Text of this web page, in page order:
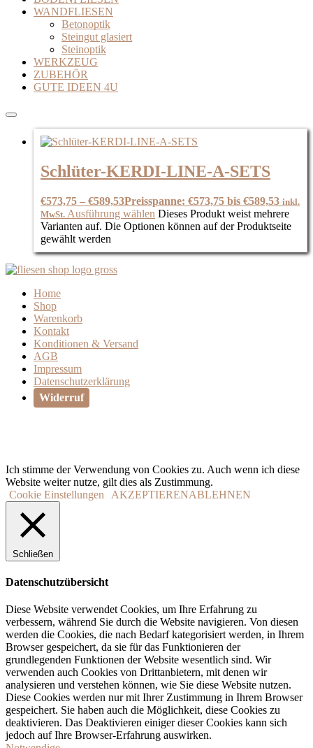
WANDFLIESEN
Betonoptik
Steingut glasiert
Steinoptik
WERKZEUG
ZUBEHÖR
GUTE IDEEN 4U
Schlüter-KERDI-LINE-A-SETS
€573,75 – €589,53Preisspanne: €573,75 bis €589,53 inkl.
MwSt. Ausführung wählen Dieses Produkt weist mehrere
Varianten auf. Die Optionen können auf der Produktseite
gewählt werden
Home
Shop
Warenkorb
Kontakt
Konditionen & Versand
AGB
Impressum
Datenschutzerklärung
Widerruf
Ich stimme der Verwendung von Cookies zu. Auch wenn ich diese
Website weiter nutze, gilt dies als Zustimmung.
Cookie Einstellungen
AKZEPTIERENABLEHNEN
Schließen
Datenschutzübersicht
Diese Website verwendet Cookies, um Ihre Erfahrung zu
verbessern, während Sie durch die Website navigieren. Von diesen
werden die Cookies, die nach Bedarf kategorisiert werden, in Ihrem
Browser gespeichert, da sie für das Funktionieren der
grundlegenden Funktionen der Website wesentlich sind. Wir
verwenden auch Cookies von Drittanbietern, mit denen wir
analysieren und verstehen können, wie Sie diese Website nutzen.
Diese Cookies werden nur mit Ihrer Zustimmung in Ihrem Browser
gespeichert. Sie haben auch die Möglichkeit, diese Cookies zu
deaktivieren. Das Deaktivieren einiger dieser Cookies kann sich
jedoch auf Ihre Browser-Erfahrung auswirken.